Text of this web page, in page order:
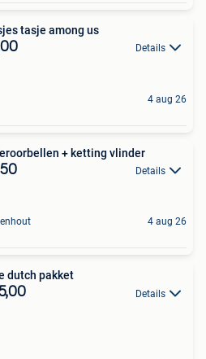
tasje among us
Details
4 aug 26
+ ketting vlinder
Details
4 aug 26
dutch pakket
Details